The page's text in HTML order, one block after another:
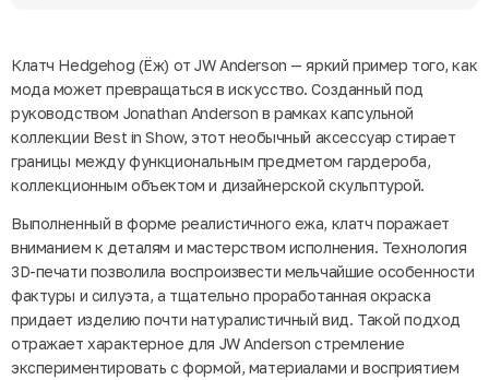
Клатч Hedgehog (Ёж) от JW Anderson — яркий пример того, как
мода может превращаться в искусство. Созданный под
руководством Jonathan Anderson в рамках капсульной
коллекции Best in Show, этот необычный аксессуар стирает
границы между функциональным предметом гардероба,
коллекционным объектом и дизайнерской скульптурой.
Выполненный в форме реалистичного ежа, клатч поражает
вниманием к деталям и мастерством исполнения. Технология
3D-печати позволила воспроизвести мельчайшие особенности
фактуры и силуэта, а тщательно проработанная окраска
придает изделию почти натуралистичный вид. Такой подход
отражает характерное для JW Anderson стремление
экспериментировать с формой, материалами и восприятием